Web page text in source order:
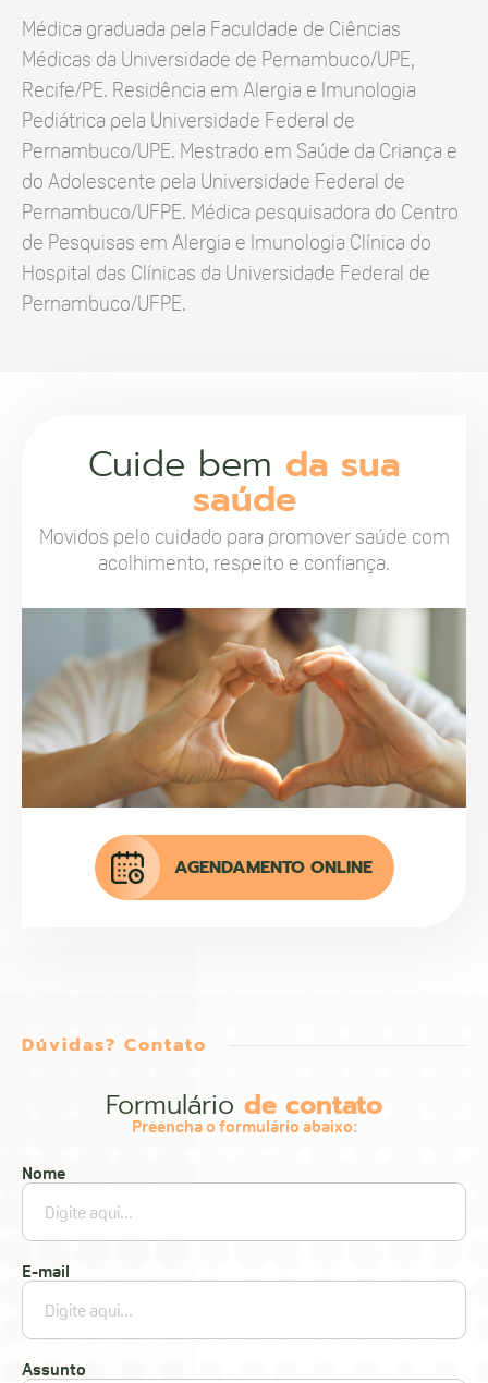
Médica graduada pela Faculdade de Ciências
Médicas da Universidade de Pernambuco/UPE,
Recife/PE. Residência em Alergia e Imunologia
Pediátrica pela Universidade Federal de
Pernambuco/UPE. Mestrado em Saúde da Criança e
do Adolescente pela Universidade Federal de
Pernambuco/UFPE. Médica pesquisadora do Centro
de Pesquisas em Alergia e Imunologia Clínica do
Hospital das Clínicas da Universidade Federal de
Pernambuco/UFPE.
Cuide bem da sua
saúde
Movidos pelo cuidado para promover saúde com
acolhimento, respeito e confiança.
AGENDAMENTO ONLINE
Dúvidas? Contato
Formulário de contato
Preencha o formulário abaixo:
Nome
E-mail
Assunto